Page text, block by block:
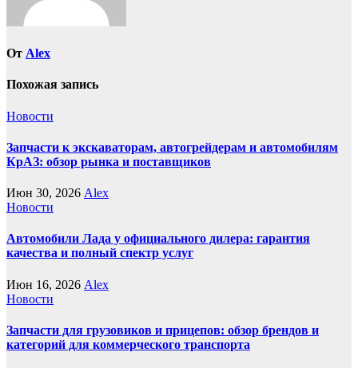
От Alex
Похожая запись
Новости
Запчасти к экскаваторам, автогрейдерам и автомобилям
КрАЗ: обзор рынка и поставщиков
Июн 30, 2026 Alex
Новости
Автомобили Лада у официального дилера: гарантия
качества и полный спектр услуг
Июн 16, 2026 Alex
Новости
Запчасти для грузовиков и прицепов: обзор брендов и
категорий для коммерческого транспорта